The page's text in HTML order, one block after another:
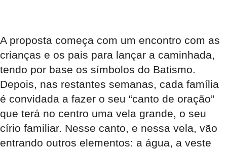
A proposta começa com um encontro com as
crianças e os pais para lançar a caminhada,
tendo por base os símbolos do Batismo.
Depois, nas restantes semanas, cada família
é convidada a fazer o seu “canto de oração”
que terá no centro uma vela grande, o seu
círio familiar. Nesse canto, e nessa vela, vão
entrando outros elementos: a água, a veste